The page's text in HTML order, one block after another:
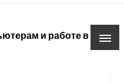
и работе в